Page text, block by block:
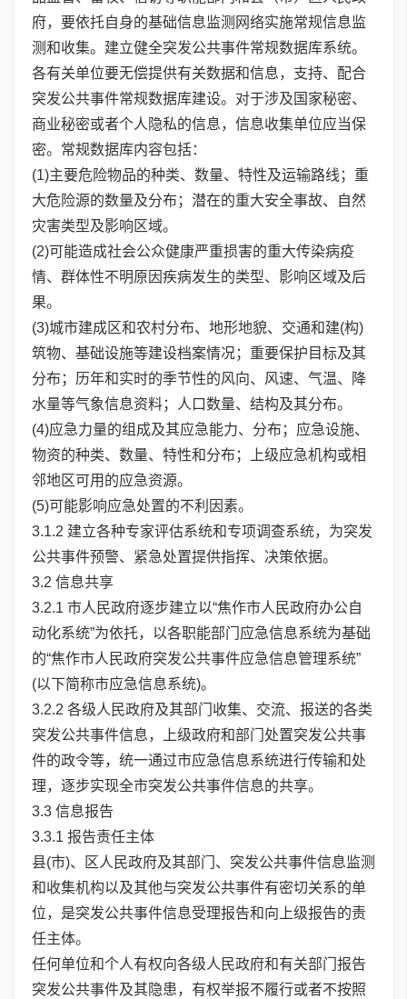
府，要依托自身的基础信息监测网络实施常规信息监
测和收集。建立健全突发公共事件常规数据库系统。
各有关单位要无偿提供有关数据和信息，支持、配合
突发公共事件常规数据库建设。对于涉及国家秘密、
商业秘密或者个人隐私的信息，信息收集单位应当保
密。常规数据库内容包括：
(1)主要危险物品的种类、数量、特性及运输路线；重
大危险源的数量及分布；潜在的重大安全事故、自然
灾害类型及影响区域。
(2)可能造成社会公众健康严重损害的重大传染病疫
情、群体性不明原因疾病发生的类型、影响区域及后
果。
(3)城市建成区和农村分布、地形地貌、交通和建(构)
筑物、基础设施等建设档案情况；重要保护目标及其
分布；历年和实时的季节性的风向、风速、气温、降
水量等气象信息资料；人口数量、结构及其分布。
(4)应急力量的组成及其应急能力、分布；应急设施、
物资的种类、数量、特性和分布；上级应急机构或相
邻地区可用的应急资源。
(5)可能影响应急处置的不利因素。
3.1.2 建立各种专家评估系统和专项调查系统，为突发
公共事件预警、紧急处置提供指挥、决策依据。
3.2 信息共享
3.2.1 市人民政府逐步建立以“焦作市人民政府办公自
动化系统”为依托，以各职能部门应急信息系统为基础
的“焦作市人民政府突发公共事件应急信息管理系统”
(以下简称市应急信息系统)。
3.2.2 各级人民政府及其部门收集、交流、报送的各类
突发公共事件信息，上级政府和部门处置突发公共事
件的政令等，统一通过市应急信息系统进行传输和处
理，逐步实现全市突发公共事件信息的共享。
3.3 信息报告
3.3.1 报告责任主体
县(市)、区人民政府及其部门、突发公共事件信息监测
和收集机构以及其他与突发公共事件有密切关系的单
位，是突发公共事件信息受理报告和向上级报告的责
任主体。
任何单位和个人有权向各级人民政府和有关部门报告
突发公共事件及其隐患，有权举报不履行或者不按照